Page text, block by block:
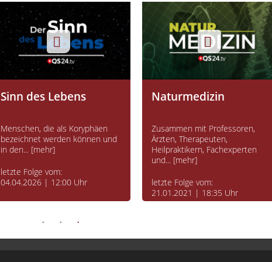
Sinn des Lebens
Menschen, die als Koryphäen
bezeichnet werden können und
in den... [mehr]
letzte Folge vom:
04.04.2026 | 12:00 Uhr
Naturmedizin
Zusammen mit Professoren,
Ärzten, Therapeuten,
Heilpraktikern, Fachexperten
und... [mehr]
letzte Folge vom:
21.01.2021 | 18:35 Uhr